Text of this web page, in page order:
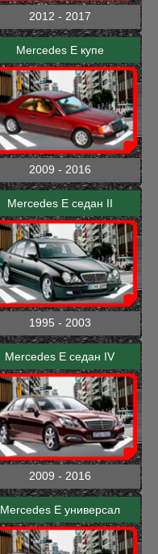
2012 - 2017
Mercedes E купе
2009 - 2016
Mercedes E седан II
1995 - 2003
Mercedes E седан IV
2009 - 2016
Mercedes E универсал